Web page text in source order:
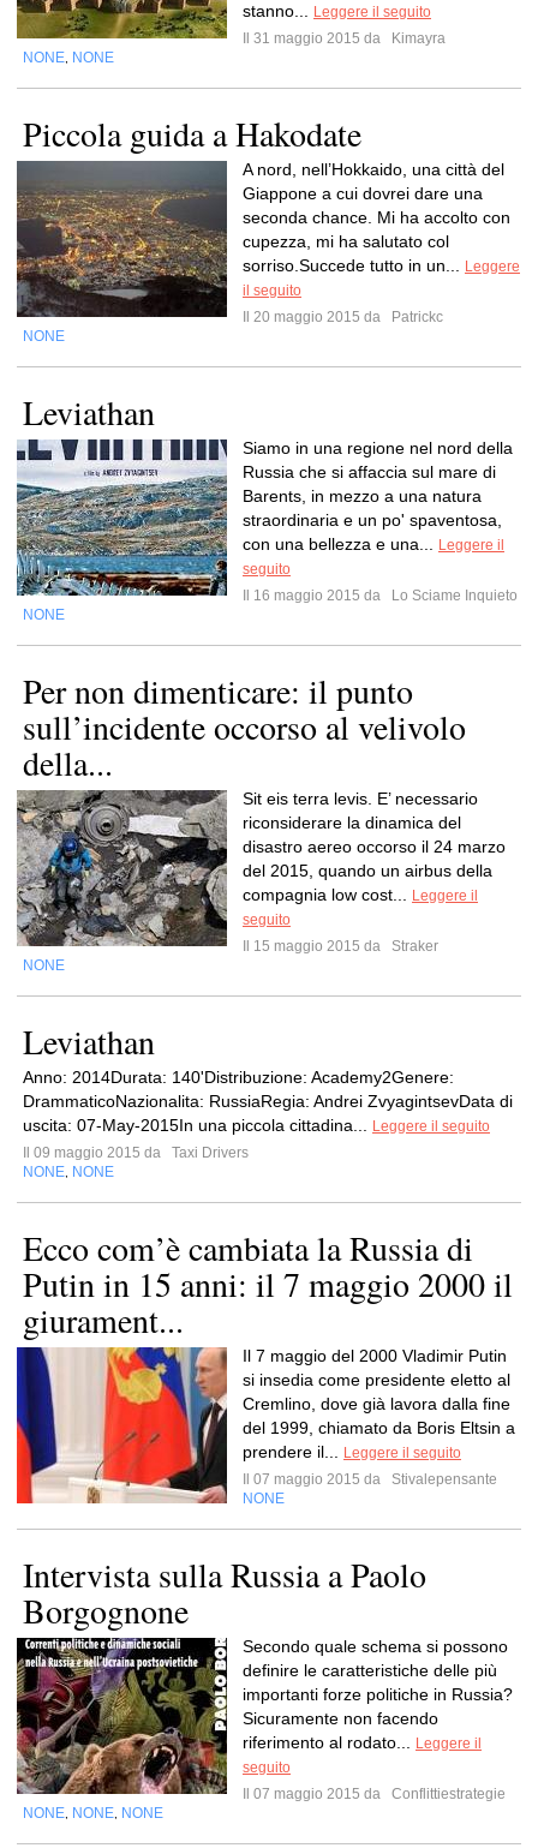
stanno...
Leggere il seguito
Il 31 maggio 2015 da
Kimayra
NONE NONE
Piccola guida a Hakodate
A nord, nell’Hokkaido, una città del
Giappone a cui dovrei dare una
seconda chance. Mi ha accolto con
cupezza, mi ha salutato col
sorriso.Succede tutto in un...
Leggere
il seguito
Il 20 maggio 2015 da
Patrickc
NONE
Leviathan
Siamo in una regione nel nord della
Russia che si affaccia sul mare di
Barents, in mezzo a una natura
straordinaria e un po' spaventosa,
con una bellezza e una...
Leggere il
seguito
Il 16 maggio 2015 da
Lo Sciame Inquieto
NONE
Per non dimenticare: il punto
sull’incidente occorso al velivolo
della...
Sit eis terra levis. E’ necessario
riconsiderare la dinamica del
disastro aereo occorso il 24 marzo
del 2015, quando un airbus della
compagnia low cost...
Leggere il
seguito
Il 15 maggio 2015 da
Straker
NONE
Leviathan
Anno: 2014Durata: 140'Distribuzione: Academy2Genere:
DrammaticoNazionalita: RussiaRegia: Andrei ZvyagintsevData di
uscita: 07-May-2015In una piccola cittadina...
Leggere il seguito
Il 09 maggio 2015 da
Taxi Drivers
NONE NONE
Ecco com’è cambiata la Russia di
Putin in 15 anni: il 7 maggio 2000 il
giurament...
Il 7 maggio del 2000 Vladimir Putin
si insedia come presidente eletto al
Cremlino, dove già lavora dalla fine
del 1999, chiamato da Boris Eltsin a
prendere il...
Leggere il seguito
Il 07 maggio 2015 da
Stivalepensante
NONE
Intervista sulla Russia a Paolo
Borgognone
Secondo quale schema si possono
definire le caratteristiche delle più
importanti forze politiche in Russia?
Sicuramente non facendo
riferimento al rodato...
Leggere il
seguito
Il 07 maggio 2015 da
Conflittiestrategie
NONE NONE NONE